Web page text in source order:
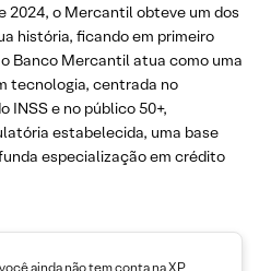
2024, o Mercantil obteve um dos
história, ficando em primeiro
Banco Mercantil atua como uma
tecnologia, centrada no
INSS e no público 50+,
estabelecida, uma base
especialização em crédito
ainda não tem conta na XP